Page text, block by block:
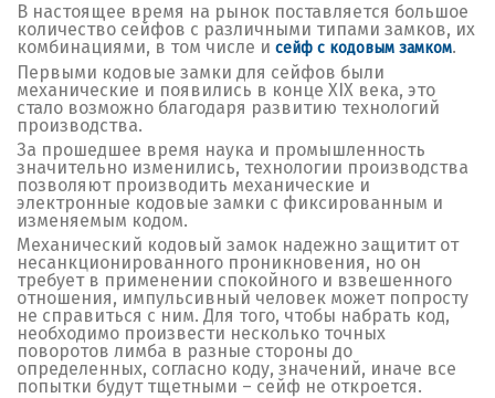
В настоящее время на рынок поставляется большое
количество сейфов с различными типами замков, их
комбинациями, в том числе и сейф с кодовым замком.
Первыми кодовые замки для сейфов были
механические и появились в конце XIX века, это
стало возможно благодаря развитию технологий
производства.
За прошедшее время наука и промышленность
значительно изменились, технологии производства
позволяют производить механические и
электронные кодовые замки с фиксированным и
изменяемым кодом.
Механический кодовый замок надежно защитит от
несанкционированного проникновения, но он
требует в применении спокойного и взвешенного
отношения, импульсивный человек может попросту
не справиться с ним. Для того, чтобы набрать код,
необходимо произвести несколько точных
поворотов лимба в разные стороны до
определенных, согласно коду, значений, иначе все
попытки будут тщетными – сейф не откроется.